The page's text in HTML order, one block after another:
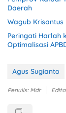
Daerah
Wagub Krisantus
Peringati Harlah
Optimalisasi
Agus Sugianto
Penulis: Mdr